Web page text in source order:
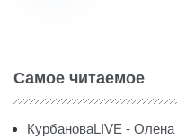
Самое читаемое
КурбановаLIVE -